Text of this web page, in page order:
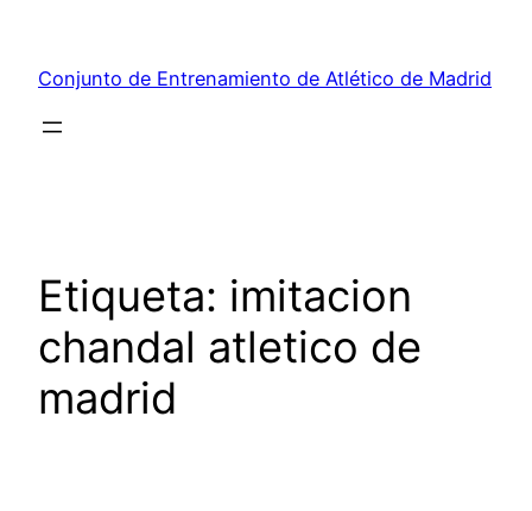
contenido
Conjunto de Entrenamiento de Atlético de Madrid
Etiqueta: imitacion
chandal atletico de
madrid